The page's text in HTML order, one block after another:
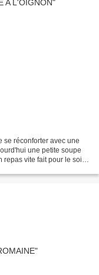
se réconforter avec une
une petite soupe
repas vite fait pour le soir,